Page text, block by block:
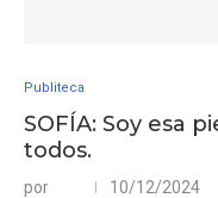
Publiteca
SOFÍA: Soy esa
todos.
por 10/12/2024